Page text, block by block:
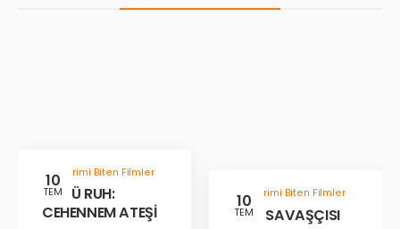
10
TEM
Gösterimi Biten Filmler
KÖTÜ RUH:
CEHENNEM ATEŞİ
10
TEM
Gösterimi Biten Filmler
ÇÖL SAVAŞÇISI